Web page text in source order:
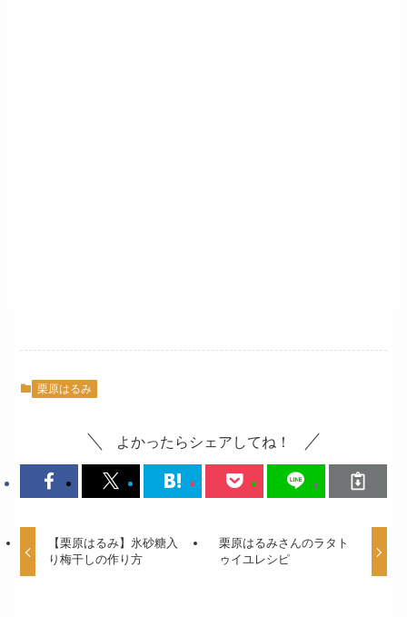
栗原はるみ
よかったらシェアしてね！
【栗原はるみ】氷砂糖入
り梅干しの作り方
栗原はるみさんのラタト
ゥイユレシピ